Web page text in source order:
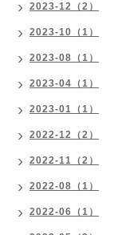
2023-12（2）
2023-10（1）
2023-08（1）
2023-04（1）
2023-01（1）
2022-12（2）
2022-11（2）
2022-08（1）
2022-06（1）